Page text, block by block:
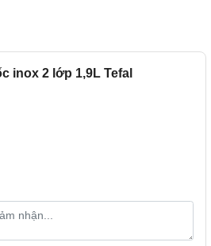
inox 2 lớp 1,9L Tefal